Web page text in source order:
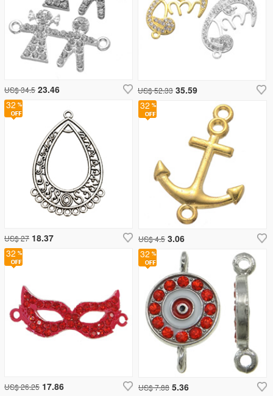
32
US$ 27 18.37
US$ 52.33 35.59
US$ 34.5 23.46
32
US$ 4.5 3.06
32
US$ 7.88 5.36
32
US$ 26.25 17.86